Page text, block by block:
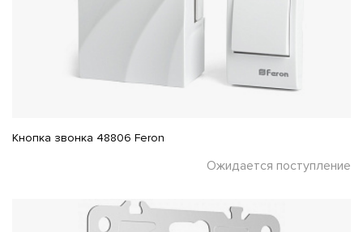
Кнопка звонка 48806 Feron
Ожидается поступление